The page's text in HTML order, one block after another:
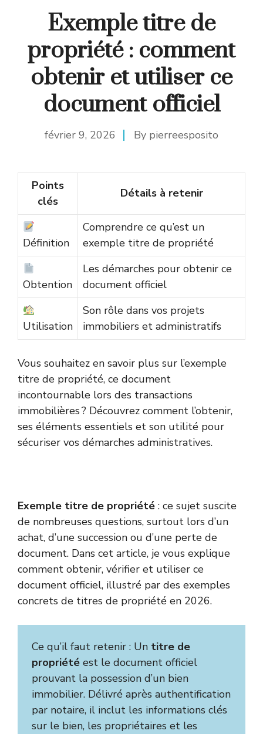
Exemple titre de
propriété : comment
obtenir et utiliser ce
document officiel
février 9, 2026 By pierreesposito
Points
clés
Détails à retenir
Définition
Comprendre ce qu’est un
exemple titre de propriété
Obtention
Les démarches pour obtenir ce
document officiel
Utilisation
Son rôle dans vos projets
immobiliers et administratifs
Vous souhaitez en savoir plus sur l’exemple
titre de propriété, ce document
incontournable lors des transactions
immobilières ? Découvrez comment l’obtenir,
ses éléments essentiels et son utilité pour
sécuriser vos démarches administratives.
Exemple titre de propriété : ce sujet suscite
de nombreuses questions, surtout lors d’un
achat, d’une succession ou d’une perte de
document. Dans cet article, je vous explique
comment obtenir, vérifier et utiliser ce
document officiel, illustré par des exemples
concrets de titres de propriété en 2026.
Ce qu’il faut retenir : Un titre de
propriété est le document officiel
prouvant la possession d’un bien
immobilier. Délivré après authentification
par notaire, il inclut les informations clés
sur le bien, les propriétaires et les